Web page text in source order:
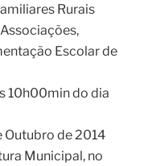
Rurais
Escolar de
10h00min do dia
Outubro de 2014
Municipal, no